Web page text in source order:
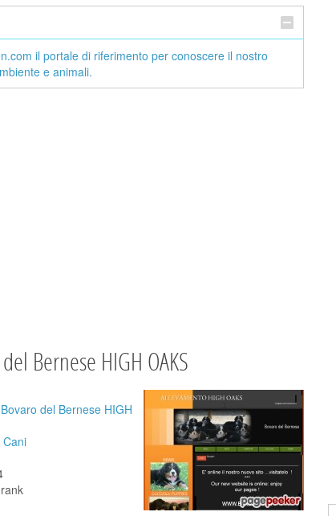
Pianeta Green -
pianetagreen.com il
portale di riferimento per
conoscere il nostro
il portale di riferimento per conoscere il nostro
e animali.
Bernese HIGH OAKS
del Bernese HIGH
Cani